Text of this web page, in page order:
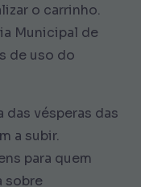
o carrinho.
Municipal de
de uso do
vésperas das
a subir.
para quem
sobre